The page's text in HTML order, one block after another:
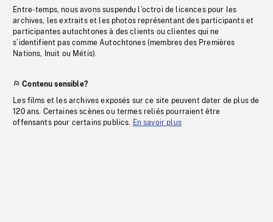
Entre-temps, nous avons suspendu l’octroi de licences pour les
archives, les extraits et les photos représentant des participants et
participantes autochtones à des clients ou clientes qui ne
s’identifient pas comme Autochtones (membres des Premières
Nations, Inuit ou Métis).
Contenu sensible?
Les films et les archives exposés sur ce site peuvent dater de plus de
120 ans. Certaines scènes ou termes reliés pourraient être
offensants pour certains publics. En savoir plus